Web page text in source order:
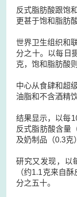
反式脂肪酸跟饱
更甚于饱和脂肪
世界卫生组织和
分之十。以每日
克，饱和脂肪酸
中心从食肆和超
油脂和不含酒精
结果显示，以每
反式脂肪酸含量
及奶制品（0.3克
研究又发现，以
（约1.1克来自
分之五十。